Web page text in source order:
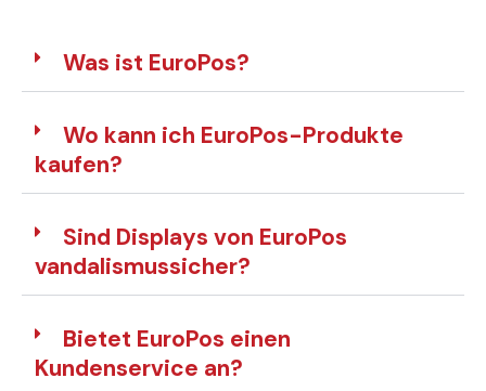
Was ist EuroPos?
Wo kann ich EuroPos-Produkte
kaufen?
Sind Displays von EuroPos
vandalismussicher?
Bietet EuroPos einen
Kundenservice an?